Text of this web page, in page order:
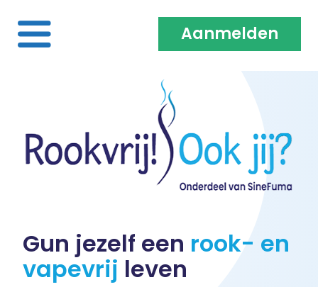
Home
Over ons
Medewerkers & Coaches
Heb je een klacht?
Aanmelden
Gun jezelf een rook- en
vapevrij leven